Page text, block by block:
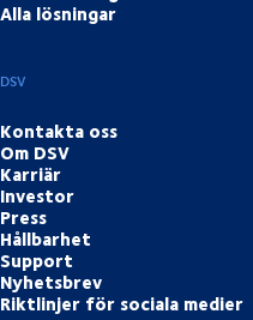
Alla lösningar
DSV
Kontakta oss
Om DSV
Karriär
Investor
Press
Hållbarhet
Support
Nyhetsbrev
Riktlinjer för sociala medier